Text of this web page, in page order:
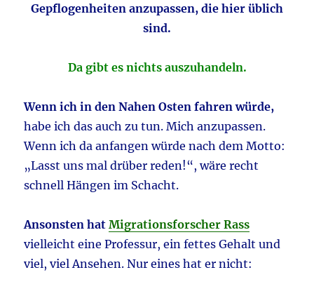
Gepflogenheiten anzupassen, die hier üblich
sind.
Da gibt es nichts auszuhandeln.
Wenn ich in den Nahen Osten fahren würde,
habe ich das auch zu tun. Mich anzupassen.
Wenn ich da anfangen würde nach dem Motto:
„Lasst uns mal drüber reden!“, wäre recht
schnell Hängen im Schacht.
Ansonsten hatMigrationsforscher Rass
vielleicht eine Professur, ein fettes Gehalt und
viel, viel Ansehen. Nur eines hat er nicht: